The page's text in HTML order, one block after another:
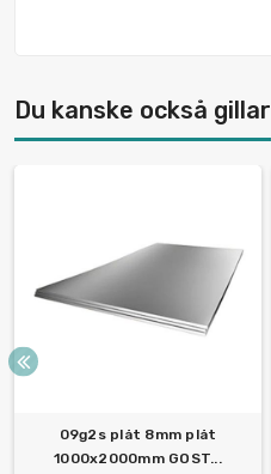
Du kanske också gillar
09g2s plåt 8mm plåt
1000x2000mm GOST...